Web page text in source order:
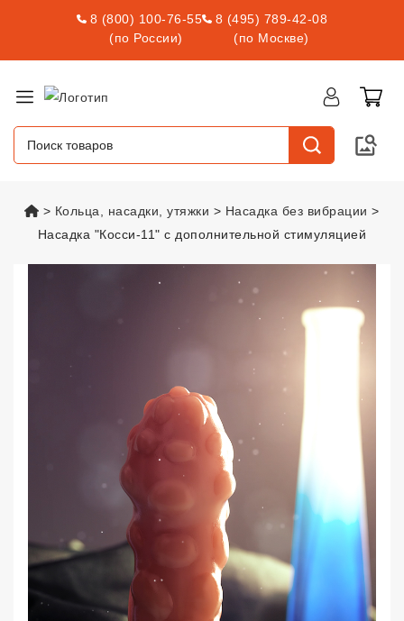
8 (800) 100-76-55
(по России)
8 (495) 789-42-08
(по Москве)
vsexshop.ru
Кольца, насадки, утяжки
Насадка без вибрации
Насадка "Косси-11" с дополнительной стимуляцией
Насадка "Косси-11" с